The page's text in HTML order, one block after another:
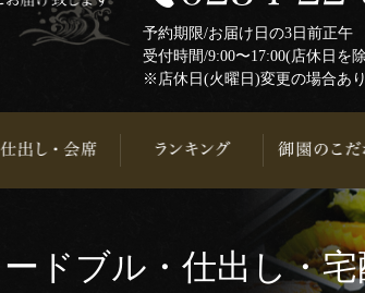
予約期限/お届け日の3日前正
受付時間/9:00〜17:00(店休日を
※店休日(火曜日)変更の場合あ
ドブル・仕出し・